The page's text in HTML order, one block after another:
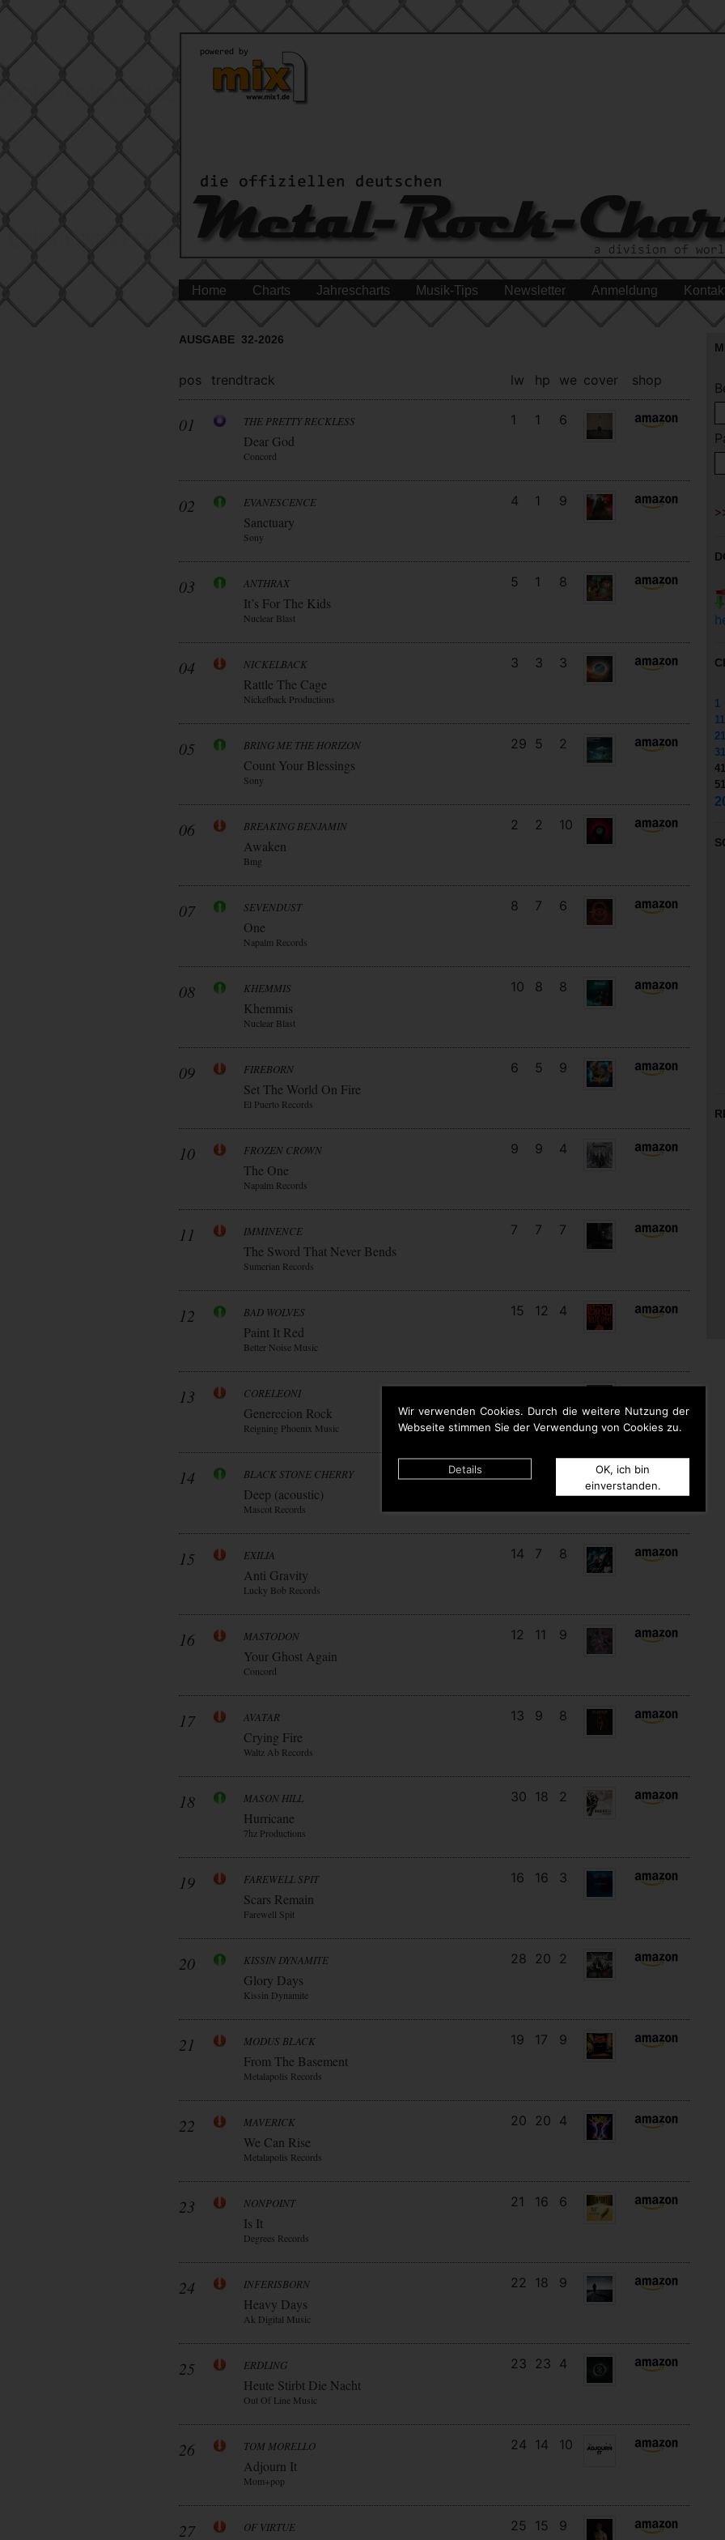
Wir verwenden Cookies. Durch die weitere Nutzung der
Webseite stimmen Sie der Verwendung von Cookies zu.
Details
OK, ich bin
einverstanden.
Home Charts Jahrescharts Musik-Tips Newsletter Anmeldung
AUSGABE 32-2026
pos trendtrack lw hp we cover shop
01 THE PRETTY RECKLESS
Dear God
Concord
1 1 6
02 EVANESCENCE
Sanctuary
Sony
4 1 9
03 ANTHRAX
It’s For The Kids
Nuclear Blast
5 1 8
04 NICKELBACK
Rattle The Cage
Nickelback Productions
3 3 3
05 BRING ME THE HORIZON
Count Your Blessings
Sony
29 5 2
06 BREAKING BENJAMIN
Awaken
Bmg
2 2 10
07 SEVENDUST
One
Napalm Records
8 7 6
08 KHEMMIS
Khemmis
Nuclear Blast
10 8 8
09 FIREBORN
Set The World On Fire
El Puerto Records
6 5 9
10 FROZEN CROWN
The One
Napalm Records
9 9 4
11 IMMINENCE
The Sword That Never Bends
Sumerian Records
7 7 7
12 BAD WOLVES
Paint It Red
Better Noise Music
15 12 4
13 CORELEONI
Generecion Rock
Reigning Phoenix Music
11 7 4
14 BLACK STONE CHERRY
Deep (acoustic)
Mascot Records
15 EXILIA
Anti Gravity
Lucky Bob Records
14 7 8
16 MASTODON
Your Ghost Again
Concord
12 11 9
17 AVATAR
Crying Fire
Waltz Ab Records
13 9 8
18 MASON HILL
Hurricane
7hz Productions
30 18 2
19 FAREWELL SPIT
Scars Remain
Farewell Spit
16 16 3
20 KISSIN DYNAMITE
Glory Days
Kissin Dynamite
28 20 2
21 MODUS BLACK
From The Basement
Metalapolis Records
19 17 9
22 MAVERICK
We Can Rise
Metalapolis Records
20 20 4
23 NONPOINT
Is It
Degrees Records
21 16 6
24 INFERISBORN
Heavy Days
Ak Digital Music
22 18 9
25 ERDLING
Heute Stirbt Die Nacht
Out Of Line Music
23 23 4
26 TOM MORELLO
Adjourn It
Mom+pop
24 14 10
27 OF VIRTUE 25 15 9
1
11
21
31
41
51